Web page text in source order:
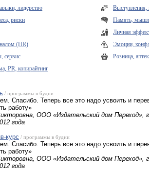
лидерство
риски
(HR)
сервис
PR, копирайтинг
Выступления,
Память,
Личная
Эмоции,
Розница,
/ программы в будни
Спасибо. Теперь все это надо усвоить и
работу»
ООО «Издательский дом Переход»,
года
курс / программы в будни
Спасибо. Теперь все это надо усвоить и
работу»
ООО «Издательский дом Переход»,
года